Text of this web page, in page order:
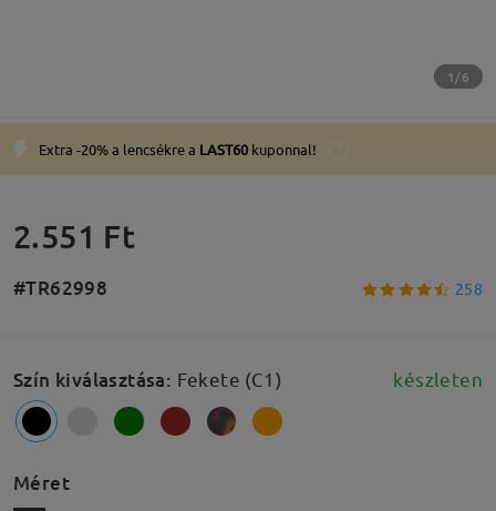
1/6
Extra -20% a lencsékre a LAST60 kuponnal!
2.551 Ft
#TR62998 258
Szín kiválasztása: Fekete (C1) készleten
Méret